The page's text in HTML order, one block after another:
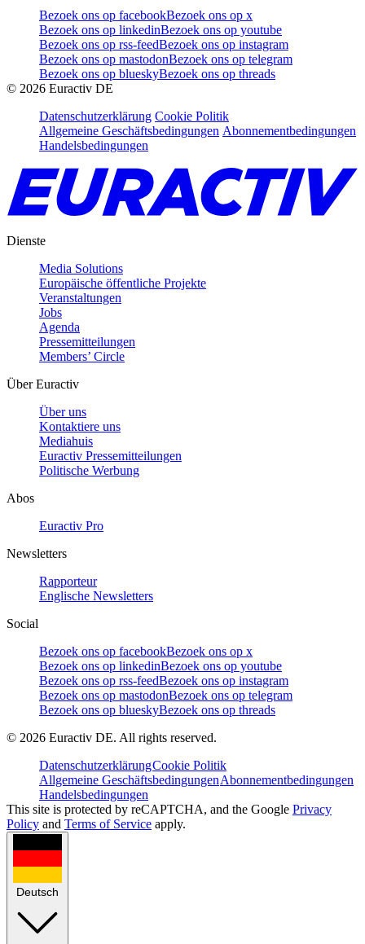
Bezoek ons op facebookBezoek ons op x
Bezoek ons op linkedinBezoek ons op youtube
Bezoek ons op rss-feedBezoek ons op instagram
Bezoek ons op mastodonBezoek ons op telegram
Bezoek ons op blueskyBezoek ons op threads
© 2026 Euractiv DE
Datenschutzerklärung Cookie Politik
Allgemeine Geschäftsbedingungen Abonnementbedingungen
Handelsbedingungen
Dienste
Media Solutions
Europäische öffentliche Projekte
Veranstaltungen
Jobs
Agenda
Pressemitteilungen
Members’ Circle
Über Euractiv
Über uns
Kontaktiere uns
Mediahuis
Euractiv Pressemitteilungen
Politische Werbung
Abos
Euractiv Pro
Newsletters
Rapporteur
Englische Newsletters
Social
Bezoek ons op facebookBezoek ons op x
Bezoek ons op linkedinBezoek ons op youtube
Bezoek ons op rss-feedBezoek ons op instagram
Bezoek ons op mastodonBezoek ons op telegram
Bezoek ons op blueskyBezoek ons op threads
© 2026 Euractiv DE. All rights reserved.
DatenschutzerklärungCookie Politik
Allgemeine GeschäftsbedingungenAbonnementbedingungen
Handelsbedingungen
This site is protected by reCAPTCHA, and the Google Privacy
Policy and Terms of Service apply.
Deutsch